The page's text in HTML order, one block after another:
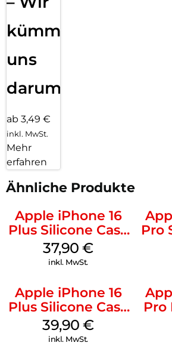
kümmern
uns
darum!
ab 3,49 €
inkl. MwSt.
Mehr
erfahren
Ähnliche Produkte
Apple iPhone 16
Plus Silicone Case
MagSafe Lake
Green
37,90€
inkl. MwSt.
Pro
Apple iPhone 16
Plus Silicone Case
MagSafe Plum
39,90€
inkl. MwSt.
Pro